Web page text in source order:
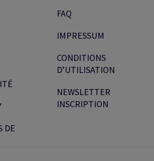
DE
FAQ
IMPRESSUM
CONDITIONS
D’UTILISATION
NEWSLETTER
INSCRIPTION